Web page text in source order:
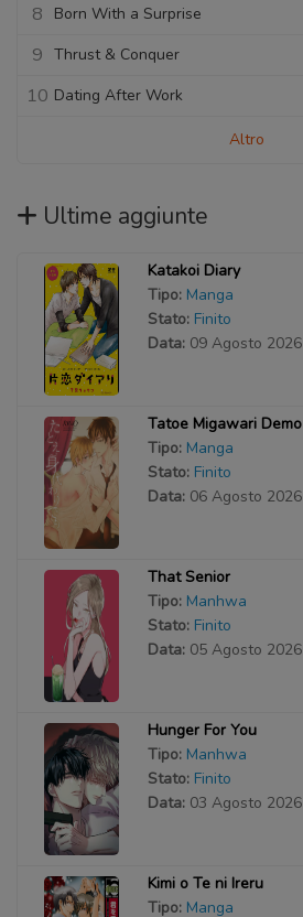
8 Born With a Surprise
9 Thrust & Conquer
10 Dating After Work
Altro
Ultime aggiunte
Katakoi Diary
Tipo: Manga
Stato: Finito
Data: 09 Agosto 2026
Tatoe Migawari Demo
Tipo: Manga
Stato: Finito
Data: 06 Agosto 2026
That Senior
Tipo: Manhwa
Stato: Finito
Data: 05 Agosto 2026
Hunger For You
Tipo: Manhwa
Stato: Finito
Data: 03 Agosto 2026
Kimi o Te ni Ireru
Tipo: Manga